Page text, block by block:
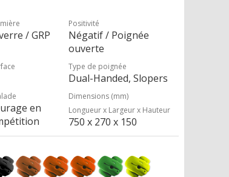
/ GRP
Positivité
Négatif / Poignée
ouverte
Type de poignée
Dual-Handed, Slopers
en
Dimensions (mm)
Longueur x Largeur x Hauteur
750 x 270 x 150